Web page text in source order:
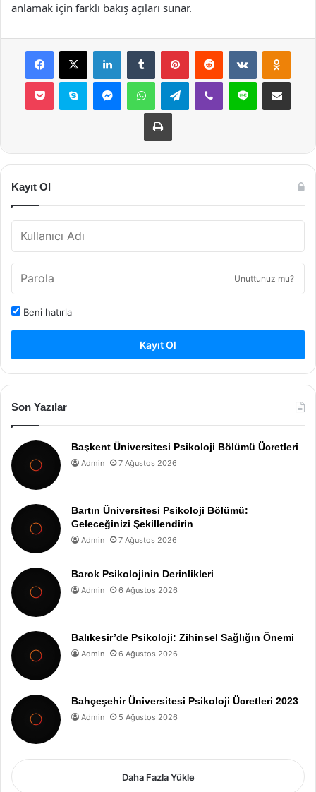
anlamak için farklı bakış açıları sunar.
Facebook
X LinkedInTumblr PinterestReddit VKontakte
Pocket Skype MessengerWhatsAppTelegramViber Line E-Posta ile
Yazdır
Kayıt Ol
Unuttunuz mu?
Beni hatırla
Kayıt Ol
Son Yazılar
Başkent Üniversitesi Psikoloji Bölümü Ücretleri
Admin 7 Ağustos 2026
Bartın Üniversitesi Psikoloji Bölümü:
Geleceğinizi Şekillendirin
Admin 7 Ağustos 2026
Barok Psikolojinin Derinlikleri
Admin 6 Ağustos 2026
Balıkesir’de Psikoloji: Zihinsel Sağlığın Önemi
Admin 6 Ağustos 2026
Bahçeşehir Üniversitesi Psikoloji Ücretleri 2023
Admin 5 Ağustos 2026
Daha Fazla Yükle